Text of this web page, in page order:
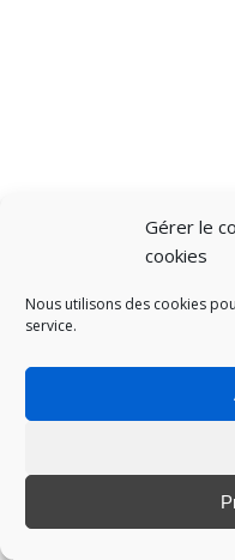
Gérer le
cookies
Nous utilisons des cookies
service.
Le